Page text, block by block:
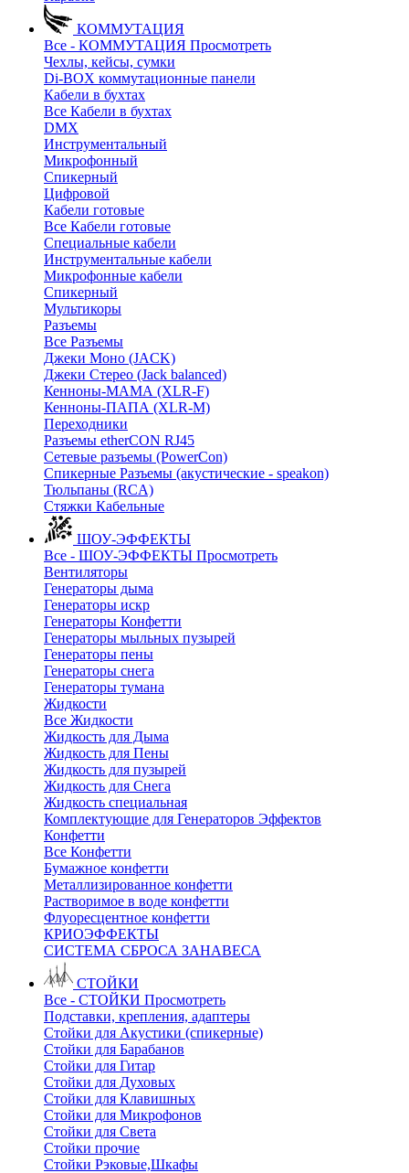
КОММУТАЦИЯ
Все - КОММУТАЦИЯ Просмотреть
Чехлы, кейсы, сумки
Di-BOX коммутационные панели
Кабели в бухтах
Все Кабели в бухтах
DMX
Инструментальный
Микрофонный
Спикерный
Цифровой
Кабели готовые
Все Кабели готовые
Cпециальные кабели
Инструментальные кабели
Микрофонные кабели
Спикерный
Мультикоры
Разъемы
Все Разъемы
Джеки Моно (JACK)
Джеки Стерео (Jack balanced)
Кенноны-МАМА (XLR-F)
Кенноны-ПАПА (XLR-M)
Переходники
Разъемы etherCON RJ45
Сетевые разъемы (PowerCon)
Спикерные Разъемы (акустические - speakon)
Тюльпаны (RCA)
Стяжки Кабельные
ШОУ-ЭФФЕКТЫ
Все - ШОУ-ЭФФЕКТЫ Просмотреть
Вентиляторы
Генераторы дыма
Генераторы искр
Генераторы Конфетти
Генераторы мыльных пузырей
Генераторы пены
Генераторы снега
Генераторы тумана
Жидкости
Все Жидкости
Жидкость для Дыма
Жидкость для Пены
Жидкость для пузырей
Жидкость для Снега
Жидкость специальная
Комплектующие для Генераторов Эффектов
Конфетти
Все Конфетти
Бумажное конфетти
Металлизированное конфетти
Растворимое в воде конфетти
Флуоресцентное конфетти
КРИОЭФФЕКТЫ
СИСТЕМА СБРОСА ЗАНАВЕСА
СТОЙКИ
Все - СТОЙКИ Просмотреть
Подставки, крепления, адаптеры
Стойки для Акустики (спикерные)
Стойки для Барабанов
Стойки для Гитар
Стойки для Духовых
Стойки для Клавишных
Стойки для Микрофонов
Стойки для Света
Стойки прочие
Стойки Рэковые,Шкафы